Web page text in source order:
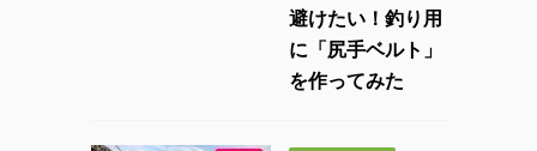
避けたい！釣り用
に「尻手ベルト」
を作ってみた